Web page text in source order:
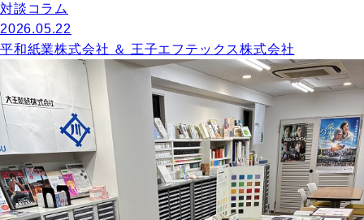
対談コラム
2026.05.22
平和紙業株式会社 ＆ 王子エフテックス株式会社